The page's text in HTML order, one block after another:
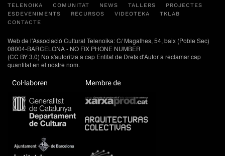
TELENOIKA COMUNITAT NEWS TALLERS
PROJECTES
ESDEVENIMENTS
RECURSOS VIDEOTEKA
TKLAB
CONTACTE
Web de l'Associació Cultural Telenoika: C/ Magalhes, 54, baix (Poble Sec)
08004-BARCELONA - NO FIX PHONE NUMBER
(CC BY 3.0) No s'autoritza a cap Entitat de Drets d'Autor a reclamar cap
quantitat en el nostre nom.